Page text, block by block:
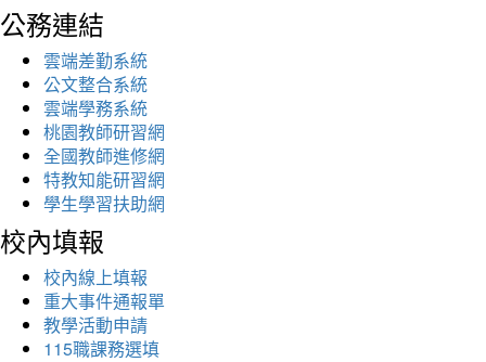
公務連結
雲端差勤系統
公文整合系統
雲端學務系統
桃園教師研習網
全國教師進修網
特教知能研習網
學生學習扶助網
校內填報
校內線上填報
重大事件通報單
教學活動申請
115職課務選填